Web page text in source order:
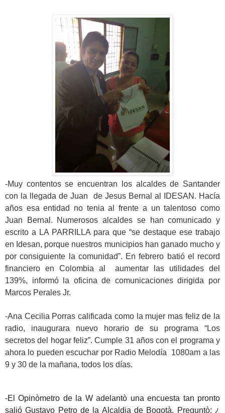
-Muy contentos se encuentran los alcaldes de Santander
con la llegada de Juan de Jesus Bernal al IDESAN. Hacía
años esa entidad no tenia al frente a un talentoso como
Juan Bernal. Numerosos alcaldes se han comunicado y
escrito a LA PARRILLA para que “se destaque ese trabajo
en Idesan, porque nuestros municipios han ganado mucho y
por consiguiente la comunidad”. En febrero batió el record
financiero en Colombia al aumentar las utilidades del
139%, informó la oficina de comunicaciones dirigida por
Marcos Perales Jr.
-Ana Cecilia Porras calificada como la mujer mas feliz de la
radio, inaugurara nuevo horario de su programa “Los
secretos del hogar feliz”. Cumple 31 años con el programa y
ahora lo pueden escuchar por Radio Melodía 1080am a las
9 y 30 de la mañana, todos los días.
-El Opinòmetro de la W adelantò una encuesta tan pronto
salió Gustavo Petro de la Alcaldia de Bogotà. Preguntò: ¿